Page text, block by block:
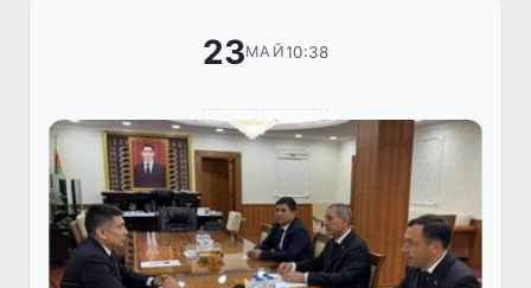
23МАЙ10:38